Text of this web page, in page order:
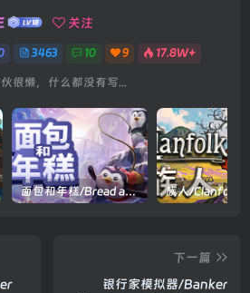
关注
3463 10 9 17.8W+
很懒，什么都没有写...
面包和年糕/Bread and Fred Build.21411256|动作冒险|容量1.1GB|官方中文版
下一篇
银行家模拟器/Banker